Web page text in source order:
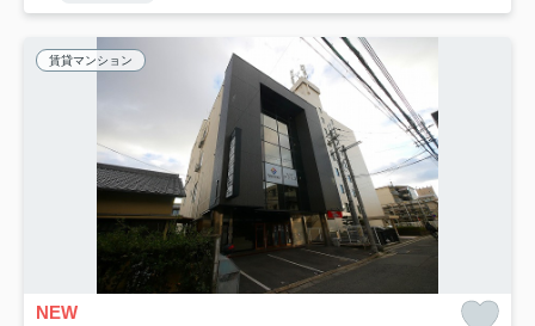
賃貸マンション
NEW